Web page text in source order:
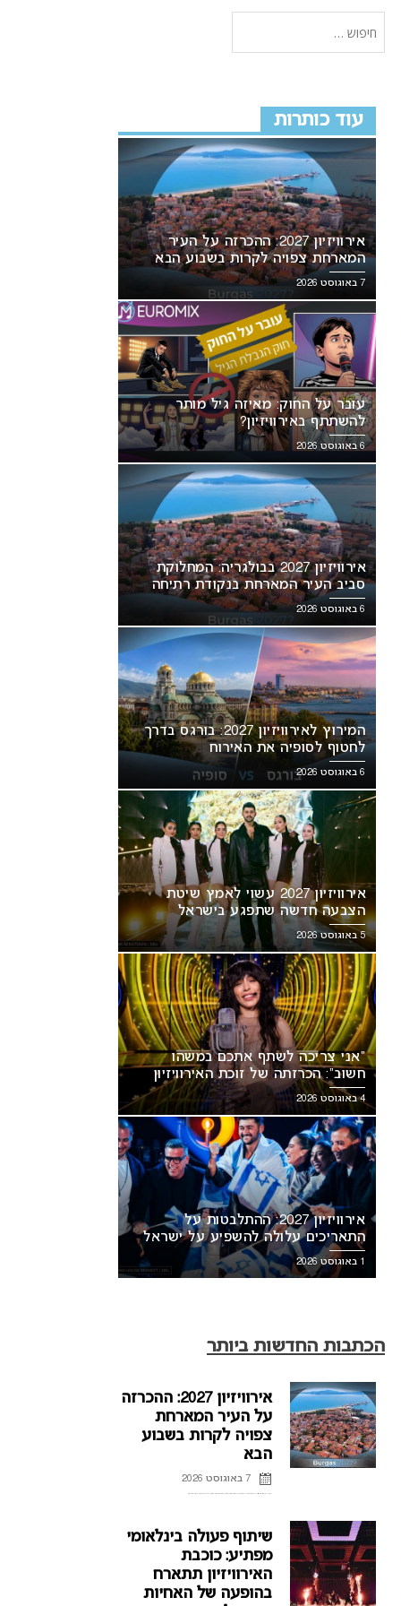
אירוויזיון 2027: ההתלבטות על
התאריכים עלולה להשפיע על
ישראל
עוד כותרות
אירוויזיון 2027: ההכרזה על העיר
המארחת צפויה לקרות בשבוע הבא
7 באוגוסט 2026
עובר על החוק: מאיזה גיל מותר
להשתתף באירוויזיון?
6 באוגוסט 2026
אירוויזיון 2027 בבולגריה: המחלוקת
סביב העיר המארחת בנקודת רתיחה
6 באוגוסט 2026
המירוץ לאירוויזיון 2027: בורגס בדרך
לחטוף לסופיה את האירוח
6 באוגוסט 2026
אירוויזיון 2027 עשוי לאמץ שיטת
הצבעה חדשה שתפגע בישראל
5 באוגוסט 2026
“אני צריכה לשתף אתכם במשהו
חשוב”: הכרזתה של זוכת האירוויזיון
מסעירה את הרשת
4 באוגוסט 2026
אירוויזיון 2027: ההתלבטות על
התאריכים עלולה להשפיע על ישראל
1 באוגוסט 2026
הכתבות החדשות ביותר
אירוויזיון 2027: ההכרזה
על העיר המארחת
צפויה לקרות בשבוע
הבא
7 באוגוסט 2026
שיתוף פעולה בינלאומי
מפתיע: כוכבת
האירוויזיון תתארח
בהופעה של האחיות